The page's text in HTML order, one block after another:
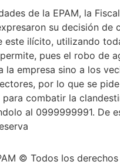
de la EPAM, la
su decisión de
este ilícito, utilizando
pues el robo de
la empresa sino a los
por lo que se
para combatir la
al 0999999991. De
© Todos los